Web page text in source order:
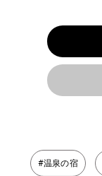
#温泉の宿